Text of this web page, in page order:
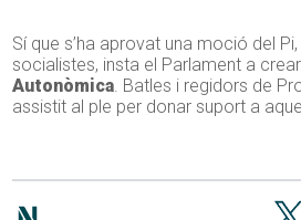
Sí que s’ha aprovat una moció del
socialistes, insta el Parlament a
Autonòmica. Batles i regidors de
assistit al ple per donar suport a